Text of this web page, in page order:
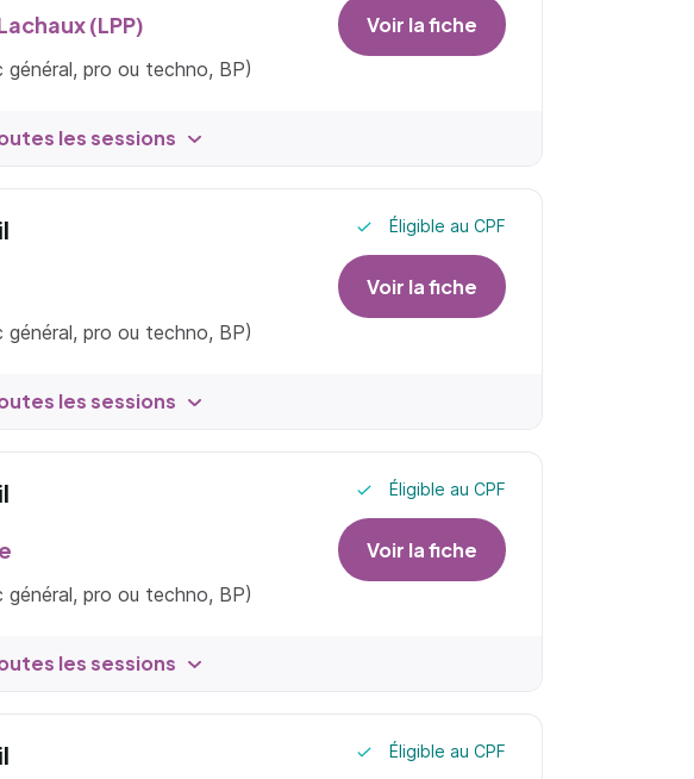
(LPP)
pro ou techno, BP)
Voir la fiche
les sessions
pro ou techno, BP)
Éligible au CPF
Voir la fiche
les sessions
pro ou techno, BP)
Éligible au CPF
Voir la fiche
les sessions
Éligible au CPF